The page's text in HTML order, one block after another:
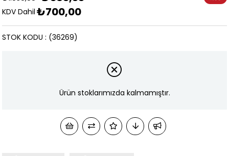
KDV Dahil ₺700,00
(36269)
STOK KODU
Ürün stoklarımızda kalmamıştır.